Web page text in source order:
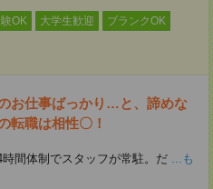
OK 大学生歓迎 ブランクOK
お仕事ばっかり…と、諦めな
転職は相性〇！
間体制でスタッフが常駐。だ ...も